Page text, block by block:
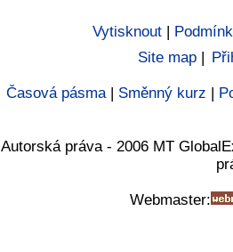
Vytisknout |
Site map |
Časová pásma| Směnný kurz |
Autorská práva - 2006 MT
Webmaster: